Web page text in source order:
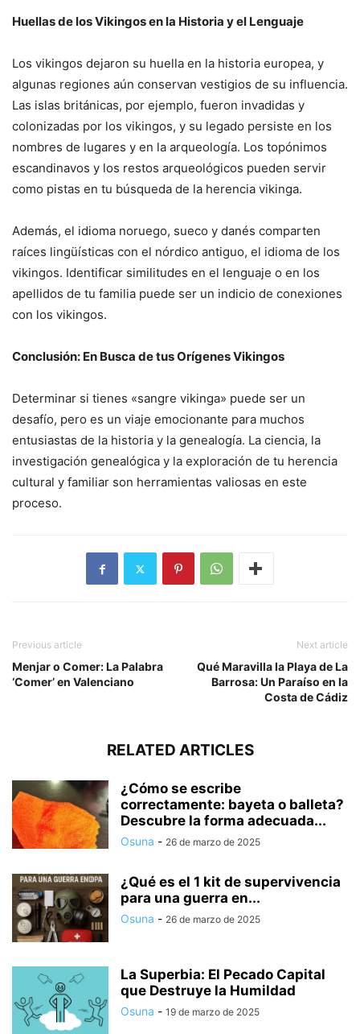
Huellas de los Vikingos en la Historia y el Lenguaje
Los vikingos dejaron su huella en la historia europea, y
algunas regiones aún conservan vestigios de su influencia.
Las islas británicas, por ejemplo, fueron invadidas y
colonizadas por los vikingos, y su legado persiste en los
nombres de lugares y en la arqueología. Los topónimos
escandinavos y los restos arqueológicos pueden servir
como pistas en tu búsqueda de la herencia vikinga.
Además, el idioma noruego, sueco y danés comparten
raíces lingüísticas con el nórdico antiguo, el idioma de los
vikingos. Identificar similitudes en el lenguaje o en los
apellidos de tu familia puede ser un indicio de conexiones
con los vikingos.
Conclusión: En Busca de tus Orígenes Vikingos
Determinar si tienes «sangre vikinga» puede ser un
desafío, pero es un viaje emocionante para muchos
entusiastas de la historia y la genealogía. La ciencia, la
investigación genealógica y la exploración de tu herencia
cultural y familiar son herramientas valiosas en este
proceso.
Previous article
Menjar o Comer: La Palabra
‘Comer’ en Valenciano
Next article
Qué Maravilla la Playa de La
Barrosa: Un Paraíso en la
Costa de Cádiz
RELATED ARTICLES
¿Cómo se escribe
correctamente: bayeta o balleta?
Descubre la forma adecuada...
Osuna - 26 de marzo de 2025
¿Qué es el 1 kit de supervivencia
para una guerra en...
Osuna - 26 de marzo de 2025
La Superbia: El Pecado Capital
que Destruye la Humildad
Osuna - 19 de marzo de 2025